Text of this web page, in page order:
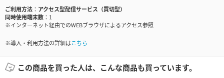
ご利用方法
アクセス型配信サービス（買切型）
同時使用端末数
1
※インターネット経由でのWEBブラウザによるアクセス参照
※導入・利用方法の詳細はこちら
この商品を買った人は、こんな商品も買っています。